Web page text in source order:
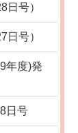
日号）
日号）
年度)発
日号